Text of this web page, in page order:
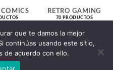
COMICS RETRO GAMING
70 PRODUCTOS
nuestras secciones <
que te damos la mejor
continúas usando este sitio,
de acuerdo con ello.